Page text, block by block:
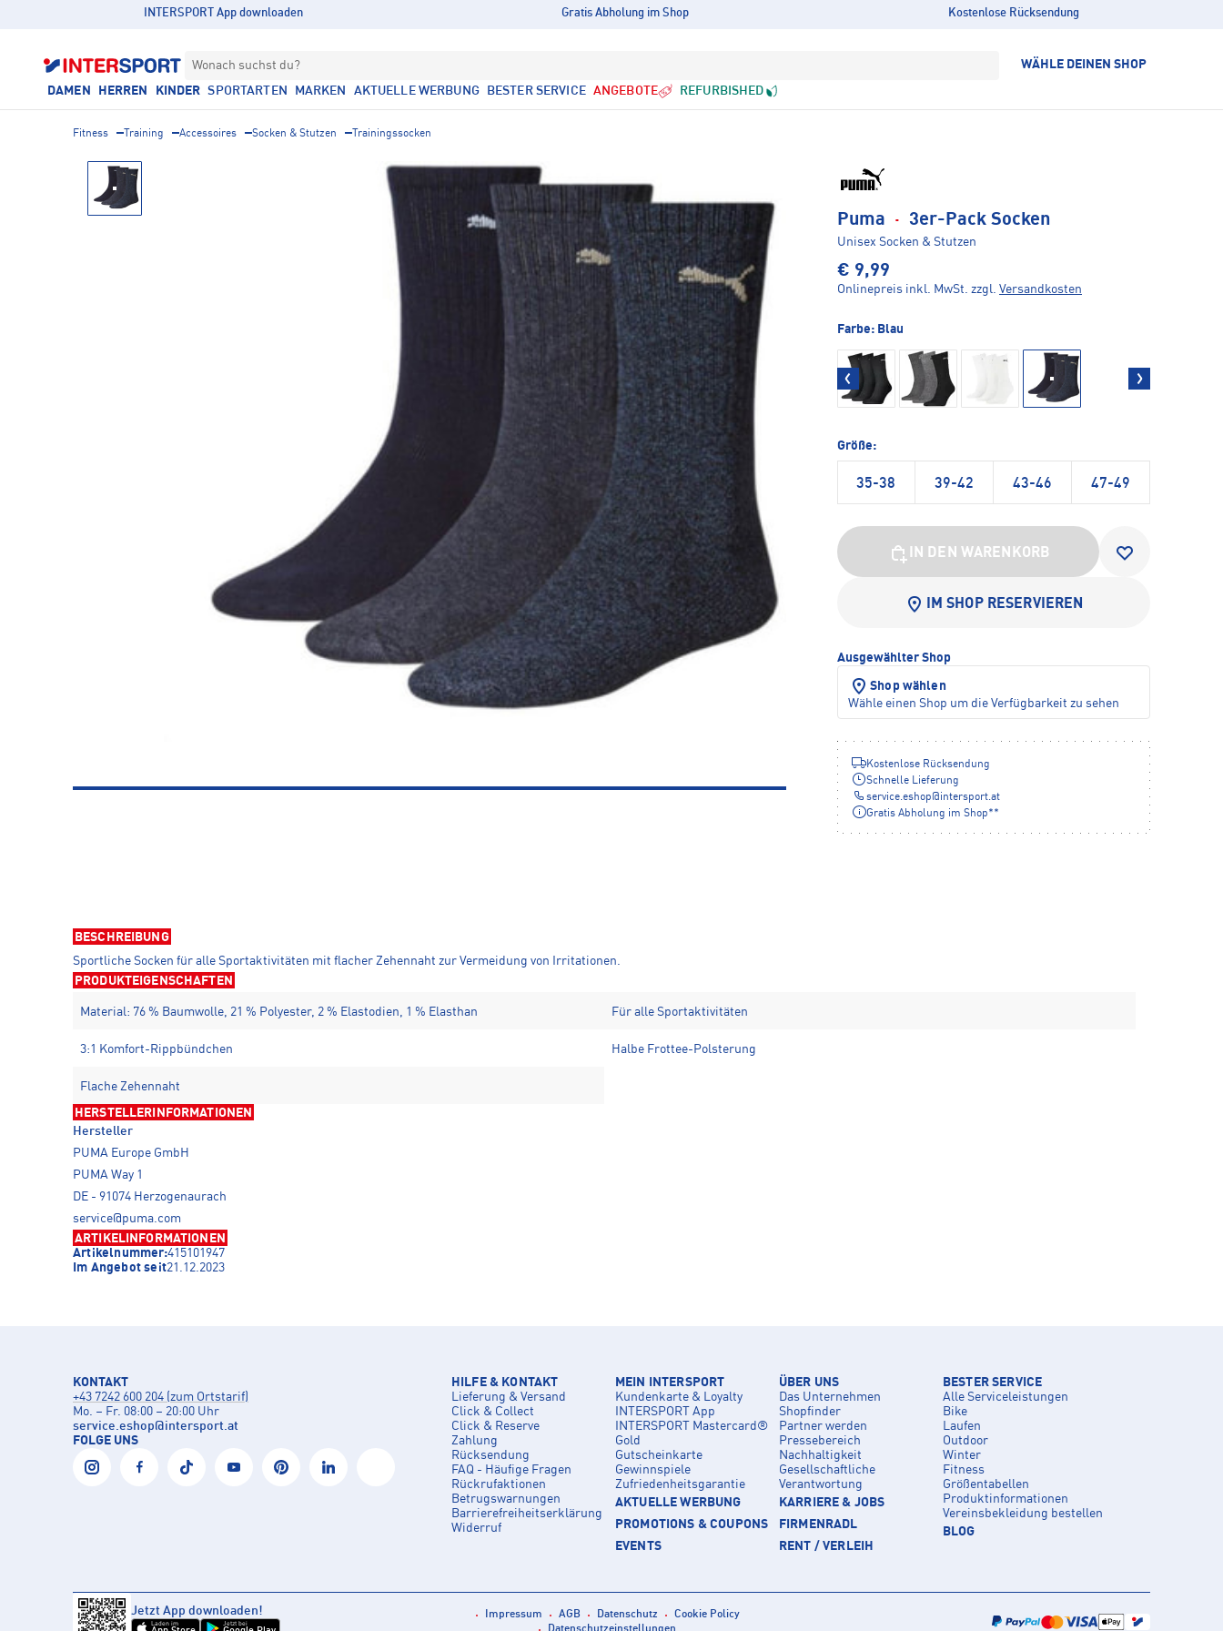
INTERSPORT App downloaden Gratis Abholung im Shop Kostenlose Rücksendung
Wonach suchst du? WÄHLE DEINEN SHOP
DAMEN HERREN KINDER SPORTARTEN MARKEN AKTUELLE WERBUNG BESTER SERVICE ANGEBOTE REFURBISHED
Fitness Training Accessoires Socken & Stutzen Trainingssocken
Puma · 3er-Pack Socken
Unisex Socken & Stutzen
€ 9,99
Onlinepreis inkl. MwSt. zzgl. Versandkosten
Farbe: Blau
Größe:
35-38 39-42 43-46 47-49
IN DEN WARENKORB
IM SHOP RESERVIEREN
Ausgewählter Shop
Shop wählen
Wähle einen Shop um die Verfügbarkeit zu sehen
Kostenlose Rücksendung
Schnelle Lieferung
service.eshop@intersport.at
Gratis Abholung im Shop**
BESCHREIBUNG
Sportliche Socken für alle Sportaktivitäten mit flacher Zehennaht zur Vermeidung von Irritationen.
PRODUKTEIGENSCHAFTEN
Material: 76 % Baumwolle, 21 % Polyester, 2 % Elastodien, 1 % Elasthan Für alle Sportaktivitäten
3:1 Komfort-Rippbündchen Halbe Frottee-Polsterung
Flache Zehennaht
HERSTELLERINFORMATIONEN
Hersteller
PUMA Europe GmbH
PUMA Way 1
DE - 91074 Herzogenaurach
service@puma.com
ARTIKELINFORMATIONEN
Artikelnummer:415101947
Im Angebot seit21.12.2023
KONTAKT
+43 7242 600 204 (zum Ortstarif)
Mo. – Fr. 08:00 – 20:00 Uhr
service.eshop@intersport.at
FOLGE UNS
HILFE & KONTAKT
Lieferung & Versand
Click & Collect
Click & Reserve
Zahlung
Rücksendung
FAQ - Häufige Fragen
Rückrufaktionen
Betrugswarnungen
Barrierefreiheitserklärung
Widerruf
MEIN INTERSPORT
Kundenkarte & Loyalty
INTERSPORT App
INTERSPORT Mastercard®
Gold
Gutscheinkarte
Gewinnspiele
Zufriedenheitsgarantie
AKTUELLE WERBUNG
PROMOTIONS & COUPONS
EVENTS
ÜBER UNS
Das Unternehmen
Shopfinder
Partner werden
Pressebereich
Nachhaltigkeit
Gesellschaftliche
Verantwortung
KARRIERE & JOBS
FIRMENRADL
RENT / VERLEIH
BESTER SERVICE
Alle Serviceleistungen
Bike
Laufen
Outdoor
Winter
Fitness
Größentabellen
Produktinformationen
Vereinsbekleidung bestellen
BLOG
Jetzt App downloaden!
Laden im Jetzt bei
Impressum AGB Datenschutz
Cookie Policy